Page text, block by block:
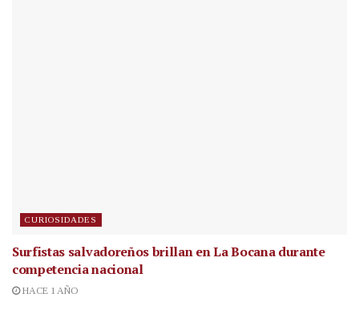
CURIOSIDADES
Surfistas salvadoreños brillan en La Bocana durante
competencia nacional
HACE 1 AÑO